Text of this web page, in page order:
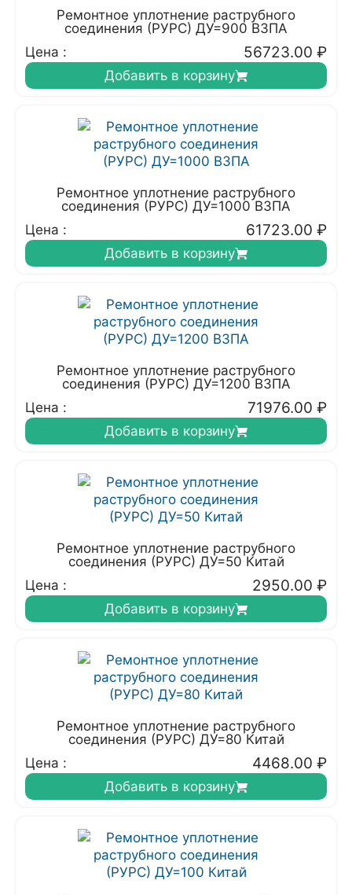
Ремонтное уплотнение раструбного
соединения (РУРС) ДУ=900 ВЗПА
Цена :
56723.00 ₽
Добавить в корзину
Ремонтное уплотнение раструбного
соединения (РУРС) ДУ=1000 ВЗПА
Цена :
61723.00 ₽
Добавить в корзину
Ремонтное уплотнение раструбного
соединения (РУРС) ДУ=1200 ВЗПА
Цена :
71976.00 ₽
Добавить в корзину
Ремонтное уплотнение раструбного
соединения (РУРС) ДУ=50 Китай
Цена :
2950.00 ₽
Добавить в корзину
Ремонтное уплотнение раструбного
соединения (РУРС) ДУ=80 Китай
Цена :
4468.00 ₽
Добавить в корзину